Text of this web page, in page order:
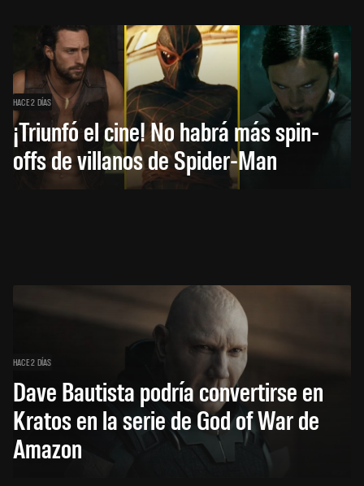
HACE 2 DÍAS
¡Triunfó el cine! No habrá más spin-
offs de villanos de Spider-Man
HACE 2 DÍAS
Dave Bautista podría convertirse en
Kratos en la serie de God of War de
Amazon